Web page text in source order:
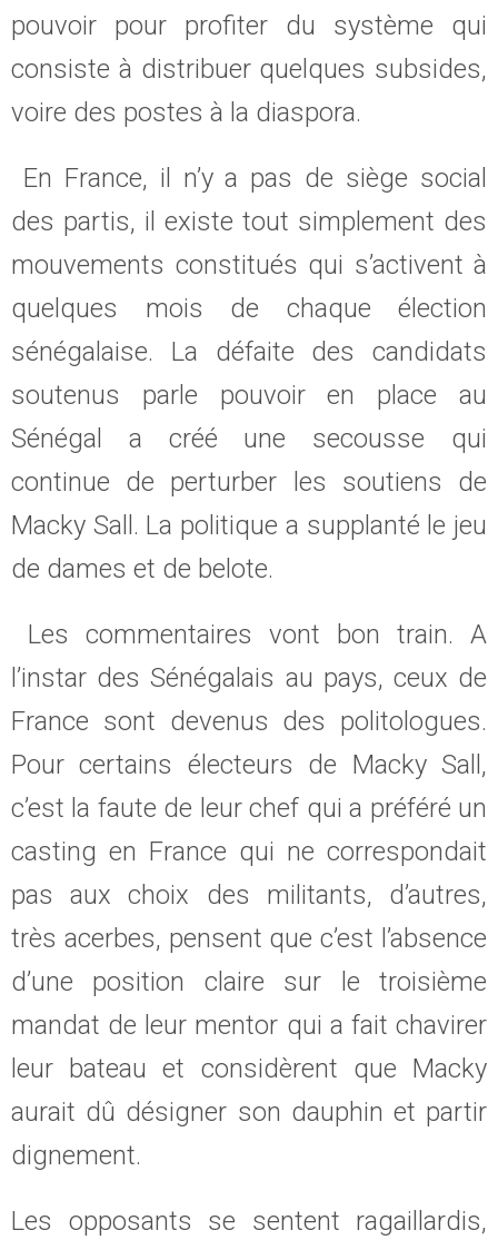
pouvoir pour profiter du système qui
consiste à distribuer quelques subsides,
voire des postes à la diaspora.
En France, il n’y a pas de siège social
des partis, il existe tout simplement des
mouvements constitués qui s’activent à
quelques mois de chaque élection
sénégalaise. La défaite des candidats
soutenus parle pouvoir en place au
Sénégal a créé une secousse qui
continue de perturber les soutiens de
Macky Sall. La politique a supplanté le jeu
de dames et de belote.
Les commentaires vont bon train. A
l’instar des Sénégalais au pays, ceux de
France sont devenus des politologues.
Pour certains électeurs de Macky Sall,
c’est la faute de leur chef qui a préféré un
casting en France qui ne correspondait
pas aux choix des militants, d’autres,
très acerbes, pensent que c’est l’absence
d’une position claire sur le troisième
mandat de leur mentor qui a fait chavirer
leur bateau et considèrent que Macky
aurait dû désigner son dauphin et partir
dignement.
Les opposants se sentent ragaillardis,